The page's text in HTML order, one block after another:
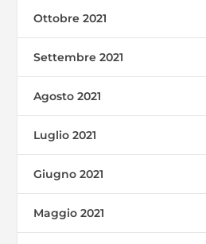
Ottobre 2021
Settembre 2021
Agosto 2021
Luglio 2021
Giugno 2021
Maggio 2021